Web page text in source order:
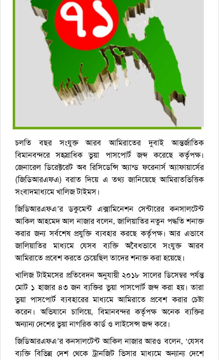
চলতি বছর সংযুক্ত আরব আমিরাতের দুবাই আন্তর্জাতিক
বিমানবন্দরে সহস্রাধিক ভুয়া পাসপোর্ট জব্দ করেছে কর্তৃপক্ষ।
জেনারেল ডিরেক্টরেট অব রিসিডেন্সি অ্যান্ড ফরেনার্স অ্যাফায়ার্সের
(জিডিআরএফএ) বরাত দিয়ে এ তথ্য জানিয়েছে আমিরাতভিত্তিক
সংবাদমাধ্যমে খালিজ টাইমস।
জিডিআরএফএ’র ডকুমেন্ট এক্সামিনেশন সেন্টারের কনসালটেন্ট
আকিল আহমেদ আল নাজার বলেন, জালিয়াতির নতুন পদ্ধতি শনাক্ত
করার জন্য সর্বশেষ প্রযুক্তি ব্যবহার করছে কর্তৃপক্ষ। আর এভাবে
জালিয়াতির মাধ্যমে যেসব ব্যক্তি অবৈধভাবে সংযুক্ত আরব
আমিরাতে প্রবেশ করতে চেয়েছিল তাদের শনাক্ত করা হয়েছে।
খালিজ টাইমসের প্রতিবেদন অনুযায়ী ২০১৮ সালের ডিসেম্বর পর্যন্ত
মোট ১ হাজার ৪৩ জন ব্যক্তির ভুয়া পাসপোর্ট জব্দ করা হয়। তারা
ভুয়া পাসপোর্ট ব্যবহারের মাধ্যমে আমিরাতে প্রবেশ করার চেষ্টা
করেন। অভিযানে চালিয়ে, বিমানবন্দর কর্তৃপক্ষ অনেক ব্যক্তির
অন্যান্য দেশের ভুয়া নাগরিক কার্ড ও লাইসেন্স জব্দ করে।
জিডিআরএফএ’র কনসালটেন্ট আকিল নাজার আরও বলেন, ‘যেসব
ব্যক্তি বিভিন্ন দেশ থেকে ট্রানজিট ভিসার মাধ্যমে অন্যান্য দেশে